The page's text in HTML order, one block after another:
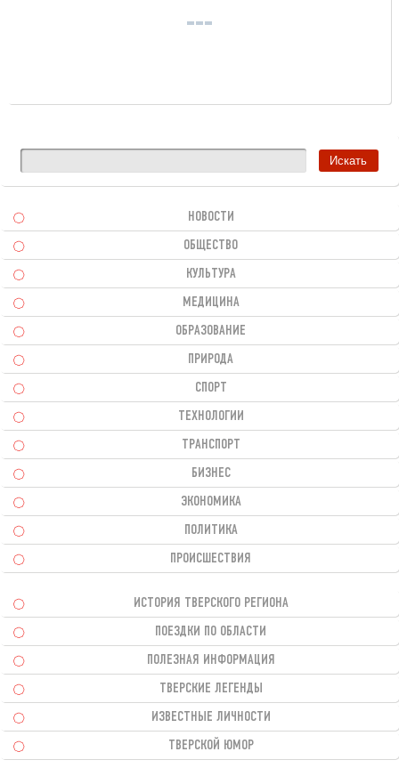
НОВОСТИ
ОБЩЕСТВО
КУЛЬТУРА
МЕДИЦИНА
ОБРАЗОВАНИЕ
ПРИРОДА
СПОРТ
ТЕХНОЛОГИИ
ТРАНСПОРТ
БИЗНЕС
ЭКОНОМИКА
ПОЛИТИКА
ПРОИСШЕСТВИЯ
ИСТОРИЯ ТВЕРСКОГО РЕГИОНА
ПОЕЗДКИ ПО ОБЛАСТИ
ПОЛЕЗНАЯ ИНФОРМАЦИЯ
ТВЕРСКИЕ ЛЕГЕНДЫ
ИЗВЕСТНЫЕ ЛИЧНОСТИ
ТВЕРСКОЙ ЮМОР